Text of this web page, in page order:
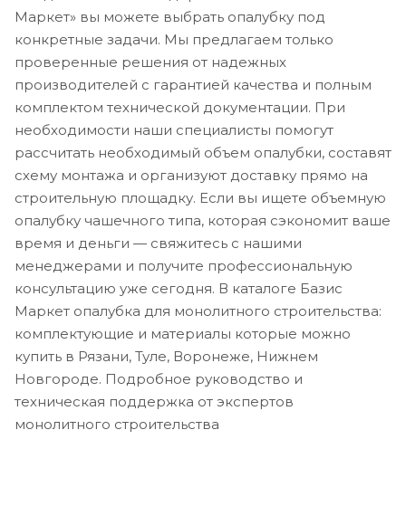
Маркет» вы можете выбрать опалубку под
конкретные задачи. Мы предлагаем только
проверенные решения от надежных
производителей с гарантией качества и полным
комплектом технической документации. При
необходимости наши специалисты помогут
рассчитать необходимый объем опалубки, составят
схему монтажа и организуют доставку прямо на
строительную площадку. Если вы ищете объемную
опалубку чашечного типа, которая сэкономит ваше
время и деньги — свяжитесь с нашими
менеджерами и получите профессиональную
консультацию уже сегодня. В каталоге Базис
Маркет опалубка для монолитного строительства:
комплектующие и материалы которые можно
купить в Рязани, Туле, Воронеже, Нижнем
Новгороде. Подробное руководство и
техническая поддержка от экспертов
монолитного строительства